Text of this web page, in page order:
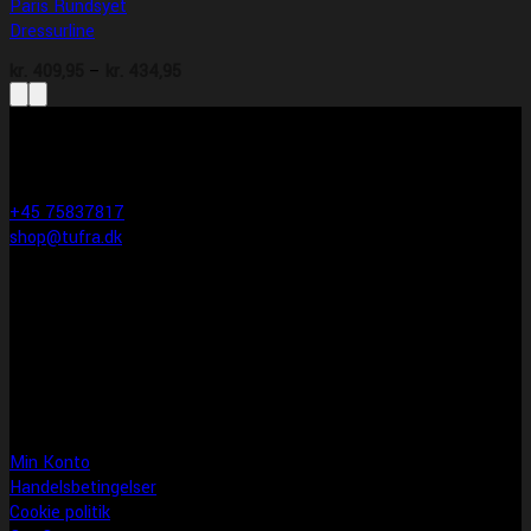
Paris Rundsyet
Dressurline
–
til
+45 75837817
shop@tufra.dk
Min Konto
Handelsbetingelser
Cookie politik